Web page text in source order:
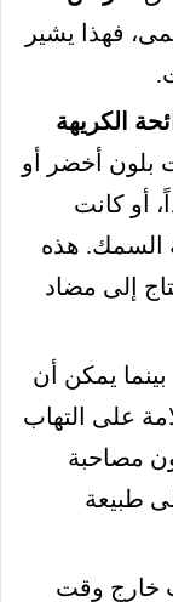
فهذا يشير
الكريهة
بلون أخضر أو
أو كانت
السمك. هذه
إلى مضاد
بينما يمكن أن
على التهاب
مصاحبة
طبيعة
خارج وقت